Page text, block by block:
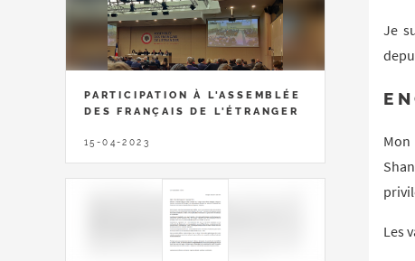
Je
Les
PARTICIPATION À L'ASSEMBLÉE
DES FRANÇAIS DE L'ÉTRANGER
15-04-2023